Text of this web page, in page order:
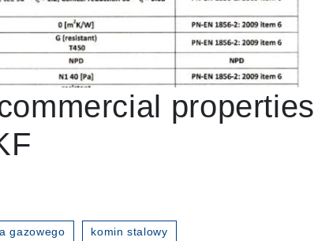
properties
gazowego komin stalowy